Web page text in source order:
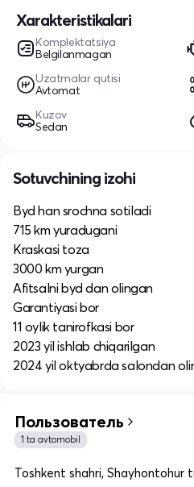
Xarakteristikalari
Komplektatsiya
Belgilanmagan
Uzatmalar qutisi
Avtomat
Kuzov
Sedan
Sotuvchining izohi
Byd han srochna sotiladi
715 km yuradugani
Kraskasi toza
3000 km yurgan
Afitsalni byd dan olingan
Garantiyasi bor
11 oylik tanirofkasi bor
2023 yil ishlab chiqarilgan
2024 yil oktyabrda salondan
Пользователь
1 ta avtomobil
Toshkent shahri, Shayhontohur